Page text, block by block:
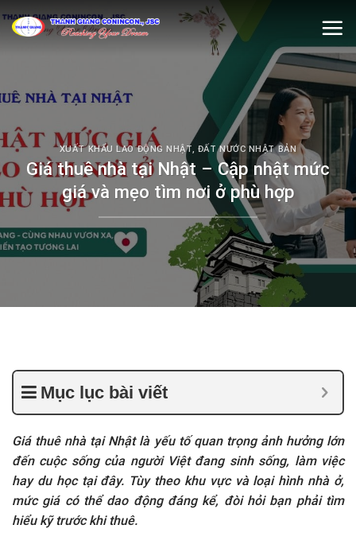
XUẤT KHẨU LAO ĐỘNG NHẬT, ĐẤT NƯỚC NHẬT BẢN
Giá thuê nhà tại Nhật – Cập nhật mức
giá và mẹo tìm nơi ở phù hợp
Mục lục bài viết
Giá thuê nhà tại Nhật là yếu tố quan trọng ảnh hưởng lớn
đến cuộc sống của người Việt đang sinh sống, làm việc
hay du học tại đây. Tùy theo khu vực và loại hình nhà ở,
mức giá có thể dao động đáng kể, đòi hỏi bạn phải tìm
hiểu kỹ trước khi thuê.